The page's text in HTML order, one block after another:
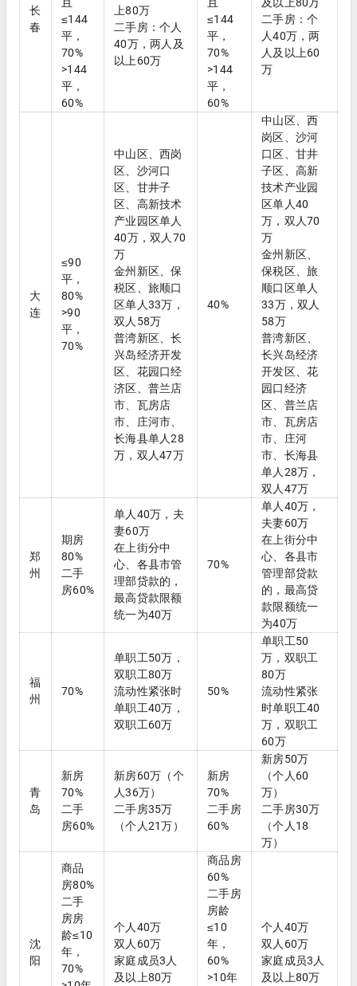
长
春
≤144
平，
70%
>144
平，
60%
上80万
二手房：个人
40万，两人及
以上60万
≤144
平，
70%
>144
平，
60%
二手房：个
人40万，两
人及以上60
万
大
连
≤90
平，
80%
>90
平，
70%
中山区、西岗
区、沙河口
区、甘井子
区、高新技术
产业园区单人
40万，双人70
万
金州新区、保
税区、旅顺口
区单人33万，
双人58万
普湾新区、长
兴岛经济开发
区、花园口经
济区、普兰店
市、瓦房店
市、庄河市、
长海县单人28
万，双人47万
40%
中山区、西
岗区、沙河
口区、甘井
子区、高新
技术产业园
区单人40
万，双人70
万
金州新区、
保税区、旅
顺口区单人
33万，双人
58万
普湾新区、
长兴岛经济
开发区、花
园口经济
区、普兰店
市、瓦房店
市、庄河
市、长海县
单人28万，
双人47万
郑
州
期房
80%
二手
房60%
单人40万，夫
妻60万
在上街分中
心、各县市管
理部贷款的，
最高贷款限额
统一为40万
70%
单人40万，
夫妻60万
在上街分中
心、各县市
管理部贷款
的，最高贷
款限额统一
为40万
福
州
70%
单职工50万，
双职工80万
流动性紧张时
单职工40万，
双职工60万
50%
单职工50
万，双职工
80万
流动性紧张
时单职工40
万，双职工
60万
青
岛
新房
70%
二手
房60%
新房60万（个
人36万）
二手房35万
（个人21万）
新房
70%
二手房
60%
新房50万
（个人60
万）
二手房30万
（个人18
万）
沈
阳
商品
房80%
二手
房房
龄≤10
年，
70%
个人40万
双人60万
家庭成员3人
及以上80万
商品房
60%
二手房
房龄
≤10
年，
60%
>10年
个人40万
双人60万
家庭成员3人
及以上80万